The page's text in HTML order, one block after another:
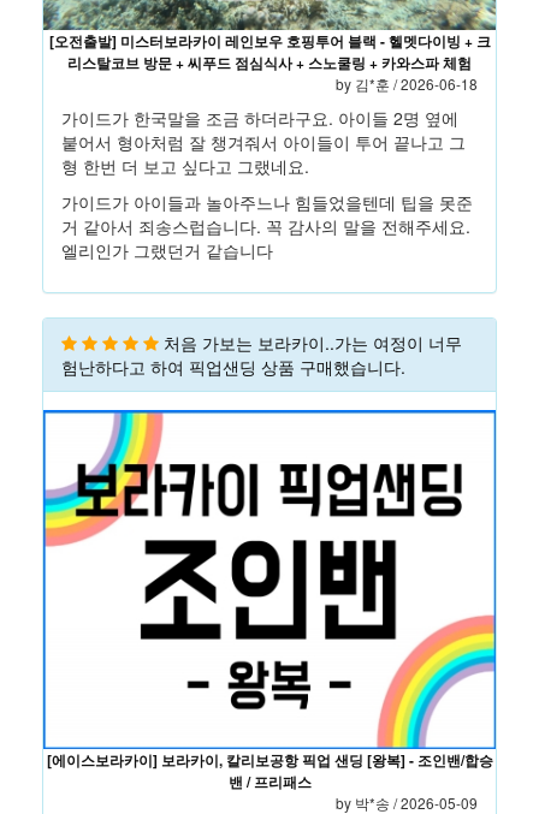
[오전출발] 미스터보라카이 레인보우 호핑투어 블랙 - 헬멧다이빙 + 크
리스탈코브 방문 + 씨푸드 점심식사 + 스노쿨링 + 카와스파 체험
by 김*훈 / 2026-06-18
가이드가 한국말을 조금 하더라구요. 아이들 2명 옆에
붙어서 형아처럼 잘 챙겨줘서 아이들이 투어 끝나고 그
형 한번 더 보고 싶다고 그랬네요.
가이드가 아이들과 놀아주느나 힘들었을텐데 팁을 못준
거 같아서 죄송스럽습니다. 꼭 감사의 말을 전해주세요.
엘리인가 그랬던거 같습니다
처음 가보는 보라카이..가는 여정이 너무
험난하다고 하여 픽업샌딩 상품 구매했습니다.
[에이스보라카이] 보라카이, 칼리보공항 픽업 샌딩 [왕복] - 조인밴/합승
밴 / 프리패스
by 박*송 / 2026-05-09